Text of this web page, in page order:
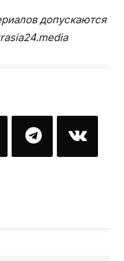
допускаются